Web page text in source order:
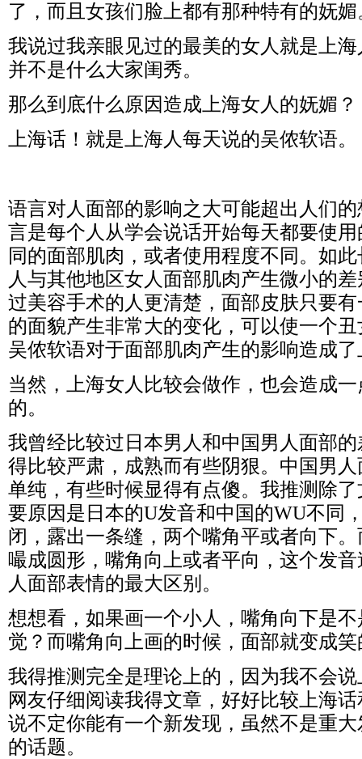
了，而且女孩们脸上都有那种特有的妩媚
我说过我亲眼见过的最美的女人就是上
并不是什么大家闺秀。
那么到底什么原因造成上海女人的妩媚？
上海话！就是上海人每天说的吴侬软语。
语言对人面部的影响之大可能超出人们
言是每个人从学会说话开始每天都要使
同的面部肌肉，或者使用程度不同。如
人与其他地区女人面部肌肉产生微小的
过美容手术的人更清楚，面部皮肤只要
的面貌产生非常大的变化，可以使一个
吴侬软语对于面部肌肉产生的影响造成
当然，上海女人比较会做作，也会造成
的。
我曾经比较过日本男人和中国男人面部
得比较严肃，成熟而有些阴狠。中国男
单纯，有些时候显得有点傻。我推测除
要原因是日本的U发音和中国的WU不同
闭，露出一条缝，两个嘴角平或者向下
嘬成圆形，嘴角向上或者平向，这个发
人面部表情的最大区别。
想想看，如果画一个小人，嘴角向下是
觉？而嘴角向上画的时候，面部就变成
我得推测完全是理论上的，因为我不会
网友仔细阅读我得文章，好好比较上海
说不定你能有一个新发现，虽然不是重
的话题。